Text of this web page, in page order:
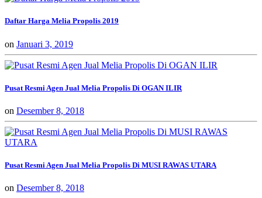
Daftar Harga Melia Propolis 2019
on Januari 3, 2019
Pusat Resmi Agen Jual Melia Propolis Di OGAN ILIR
on Desember 8, 2018
Pusat Resmi Agen Jual Melia Propolis Di MUSI RAWAS UTARA
on Desember 8, 2018